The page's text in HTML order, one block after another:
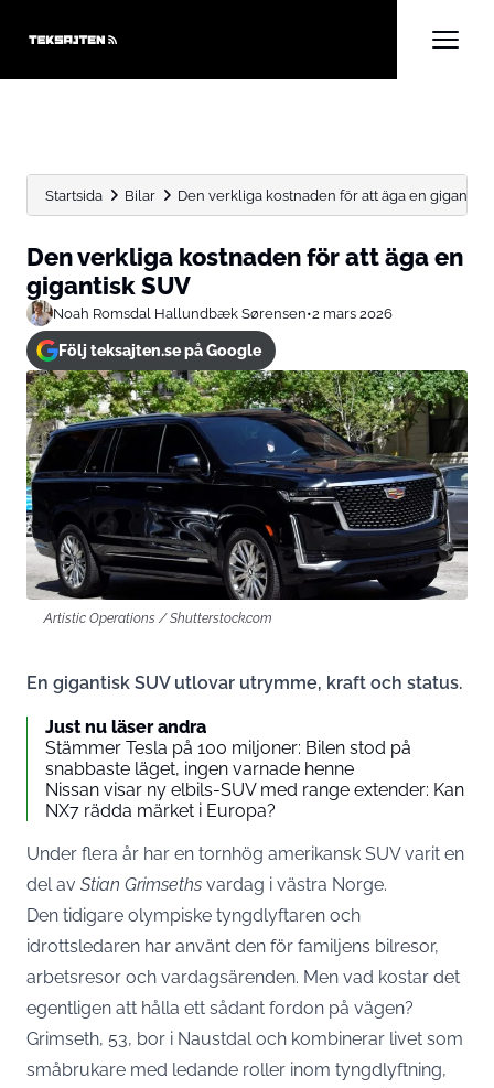
Startsida Bilar Den verkliga kostnaden för att äga en gigantisk
Den verkliga kostnaden för att äga en
gigantisk SUV
Noah Romsdal Hallundbæk Sørensen•2 mars 2026
Följ teksajten.se på Google
Artistic Operations / Shutterstock.com
En gigantisk SUV utlovar utrymme, kraft och status.
Just nu läser andra
Stämmer Tesla på 100 miljoner: Bilen stod på
snabbaste läget, ingen varnade henne
Nissan visar ny elbils-SUV med range extender: Kan
NX7 rädda märket i Europa?
Under flera år har en tornhög amerikansk SUV varit en
del av Stian Grimseths vardag i västra Norge.
Den tidigare olympiske tyngdlyftaren och
idrottsledaren har använt den för familjens bilresor,
arbetsresor och vardagsärenden. Men vad kostar det
egentligen att hålla ett sådant fordon på vägen?
Grimseth, 53, bor i Naustdal och kombinerar livet som
småbrukare med ledande roller inom tyngdlyftning,